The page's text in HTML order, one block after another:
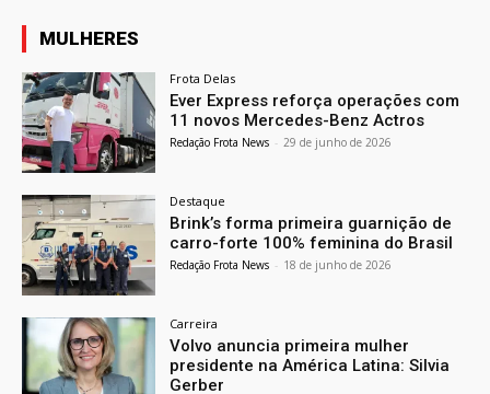
MULHERES
Frota Delas
Ever Express reforça operações com
11 novos Mercedes-Benz Actros
Redação Frota News - 29 de junho de 2026
Destaque
Brink’s forma primeira guarnição de
carro-forte 100% feminina do Brasil
Redação Frota News - 18 de junho de 2026
Carreira
Volvo anuncia primeira mulher
presidente na América Latina: Silvia
Gerber